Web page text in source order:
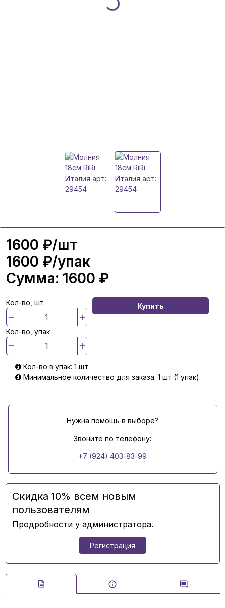
1600 ₽/шт
1600 ₽/упак
Сумма: 1600 ₽
Кол-во, шт
Кол-во, упак
Купить
Кол-во в упак: 1 шт
Минимальное количество для заказа: 1 шт (1 упак)
Нужна помощь в выборе?
Звоните по телефону:
+7 (924) 403-83-99
Скидка 10% всем новым
пользователям
Продробности у администратора.
Регистрация